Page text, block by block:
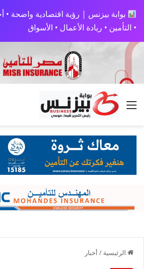
بوابة بيزنس | رؤية اقتصادية واضحة •
• التأمين • ريادة الأعمال • الأسواق
القائمة
الرئيسية / أخبار